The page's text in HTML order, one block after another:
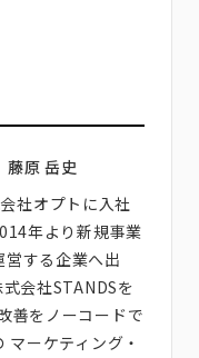
原 岳史
社オプトに入社
年より新規事業
する企業へ出
会社STANDSを
善をノーコードで
ーケティング・